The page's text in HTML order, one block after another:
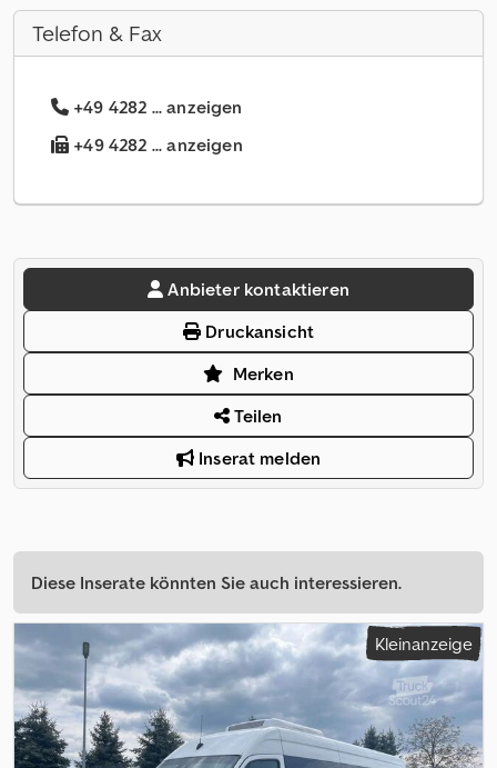
Telefon & Fax
+49 4282 ... anzeigen
+49 4282 ... anzeigen
Anbieter kontaktieren
Druckansicht
Merken
Teilen
Inserat melden
Diese Inserate könnten Sie auch interessieren.
Kleinanzeige